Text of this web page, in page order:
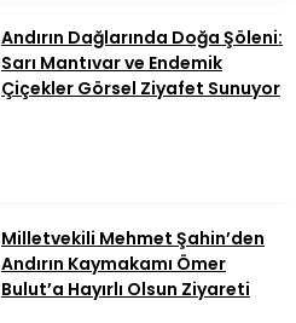
Andırın Dağlarında Doğa Şöleni:
Sarı Mantıvar ve Endemik
Çiçekler Görsel Ziyafet Sunuyor
Milletvekili Mehmet Şahin’den
Andırın Kaymakamı Ömer
Bulut’a Hayırlı Olsun Ziyareti